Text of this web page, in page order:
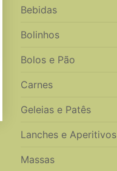
Bebidas
Bolinhos
Bolos e Pão
Carnes
Geleias e Patês
Lanches e Aperitivos
Massas